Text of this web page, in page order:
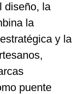
diseño, la
la
y la
puente